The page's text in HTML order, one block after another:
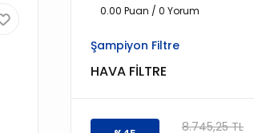
0.00 Puan / 0 Yorum
Şampiyon Filtre
HAVA FİLTRE
8.745,25 TL